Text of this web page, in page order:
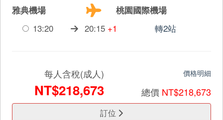
雅典機場
桃園國際機場
13:20
20:15 +1 轉2站
每人含稅(成人)
NT$218,673
價格明細
總價 NT$218,673
訂位